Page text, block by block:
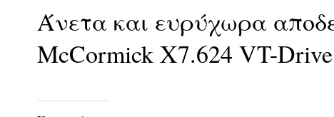
Άνετα και ευρύχωρα
McCormick X7.624 VT-Drive